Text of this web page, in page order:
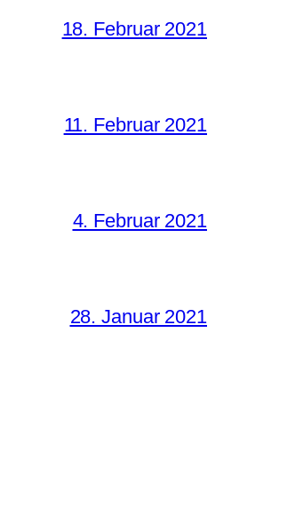
18. Februar 2021
11. Februar 2021
4. Februar 2021
28. Januar 2021